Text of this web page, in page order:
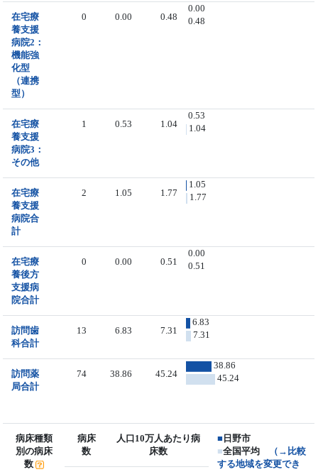
在宅療
養支援
病院2：
機能強
化型
（連携
型）
0 0.00 0.48
0.00
0.48
在宅療
養支援
病院3：
その他
1 0.53 1.04
0.53
1.04
在宅療
養支援
病院合
計
2 1.05 1.77
1.05
1.77
在宅療
養後方
支援病
院合計
0 0.00 0.51
0.00
0.51
訪問歯
科合計
13 6.83 7.31
6.83
7.31
訪問薬
局合計
74 38.86 45.24
38.86
45.24
病床種類
別の病床
数
病床
数
人口10万人あたり病
床数
■ 日野市
■全国平均
（→比較
する地域を変更でき